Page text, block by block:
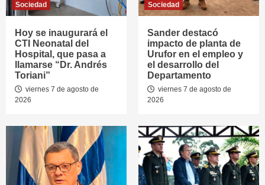
Sociedad
Hoy se inaugurará el
CTI Neonatal del
Hospital, que pasa a
llamarse “Dr. Andrés
Toriani”
viernes 7 de agosto de
2026
Sociedad
Sander destacó
impacto de planta de
Urufor en el empleo y
el desarrollo del
Departamento
viernes 7 de agosto de
2026